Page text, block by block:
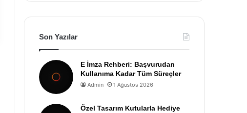
Son Yazılar
E İmza Rehberi: Başvurudan
Kullanıma Kadar Tüm Süreçler
Admin 1 Ağustos 2026
Özel Tasarım Kutularla Hediye